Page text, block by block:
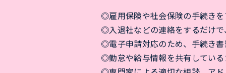
◎雇用保険や社会保険の手続き
◎入退社などの連絡をするだけ
◎電子申請対応のため、手続き
◎勤怠や給与情報を共有してい